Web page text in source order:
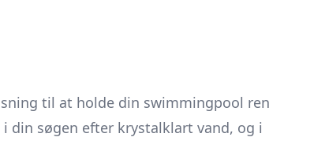
til at holde din swimmingpool ren
søgen efter krystalklart vand, og i